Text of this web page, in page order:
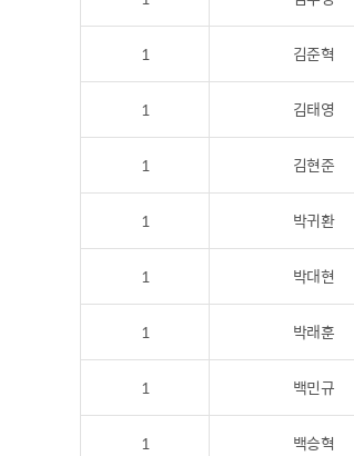
1 김준혁
1 김태영
1 김현준
1 박귀환
1 박대현
1 박래훈
1 백민규
1 백승혁